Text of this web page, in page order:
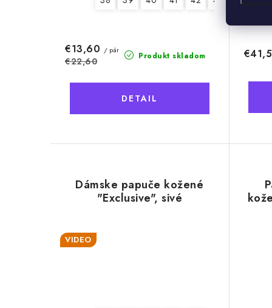
Produkt skladom
€13,60 / pár
€22,60
DETAIL
Dámske papuče kožené
"Exclusive", sivé
VIDEO